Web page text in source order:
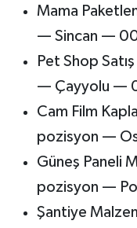
Mama
— Sincan —
Pet Shop
— Çayyolu —
Cam Film
pozisyon —
Güneş Paneli
pozisyon —
Şantiye